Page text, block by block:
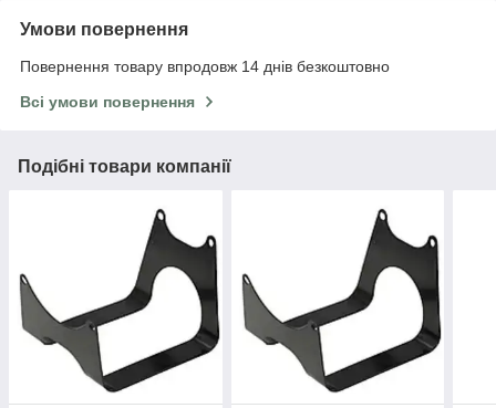
Умови повернення
Повернення товару впродовж 14 днів безкоштовно
Всі умови повернення
Подібні товари компанії